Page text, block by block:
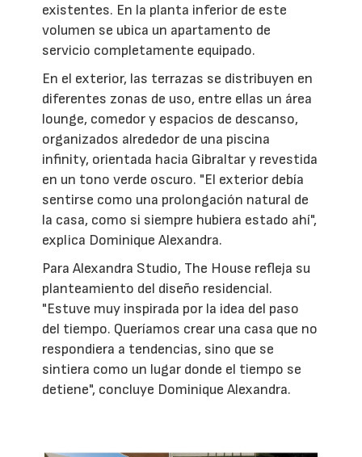
existentes. En la planta inferior de este
volumen se ubica un apartamento de
servicio completamente equipado.
En el exterior, las terrazas se distribuyen en
diferentes zonas de uso, entre ellas un área
lounge, comedor y espacios de descanso,
organizados alrededor de una piscina
infinity, orientada hacia Gibraltar y revestida
en un tono verde oscuro. "El exterior debía
sentirse como una prolongación natural de
la casa, como si siempre hubiera estado ahí",
explica Dominique Alexandra.
Para Alexandra Studio, The House refleja su
planteamiento del diseño residencial.
"Estuve muy inspirada por la idea del paso
del tiempo. Queríamos crear una casa que no
respondiera a tendencias, sino que se
sintiera como un lugar donde el tiempo se
detiene", concluye Dominique Alexandra.